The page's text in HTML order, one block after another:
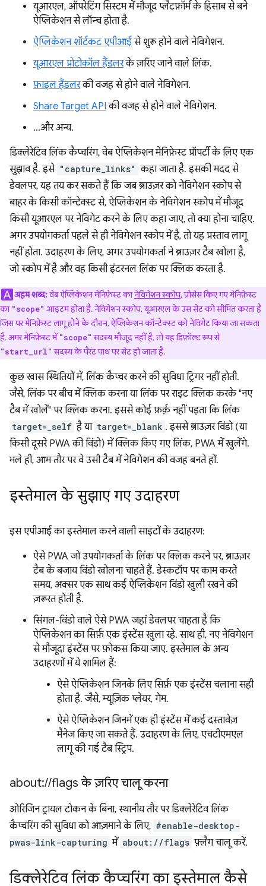
यूआरएल, ऑपरेटिंग सिस्टम में मौजूद प्लैटफ़ॉर्म के हिसाब से बने
ऐप्लिकेशन से लॉन्च होता है.
ऐप्लिकेशन शॉर्टकट एपीआईसे शुरू होने वाले नेविगेशन.
यूआरएल प्रोटोकॉल हैंडलरके ज़रिए जाने वाले लिंक.
फ़ाइल हैंडलरकी वजह से होने वाले नेविगेशन.
Share Target API की वजह से होने वाले नेविगेशन.
…और अन्य.
डिक्लेरेटिव लिंक कैप्चरिंग, वेब ऐप्लिकेशन मेनिफ़ेस्ट प्रॉपर्टी के लिए एक
सुझाव है. इसे "capture_links" कहा जाता है. इसकी मदद से
डेवलपर, यह तय कर सकते हैं कि जब ब्राउज़र को नेविगेशन स्कोप से
बाहर के किसी कॉन्टेक्स्ट से, ऐप्लिकेशन के नेविगेशन स्कोप में मौजूद
किसी यूआरएल पर नेविगेट करने के लिए कहा जाए, तो क्या होना चाहिए.
अगर उपयोगकर्ता पहले से ही नेविगेशन स्कोप में है, तो यह प्रस्ताव लागू
नहीं होता. उदाहरण के लिए, अगर उपयोगकर्ता ने ब्राउज़र टैब खोला है,
जो स्कोप में है और वह किसी इंटरनल लिंक पर क्लिक करता है.
अहम शब्द:वेब ऐप्लिकेशन मेनिफ़ेस्ट कानेविगेशन स्कोप, प्रोसेस किए गए मेनिफ़ेस्ट
का "scope" आइटम होता है. नेविगेशन स्कोप, यूआरएल के उस सेट को सीमित करता है
जिस पर मेनिफ़ेस्ट लागू होने के दौरान, ऐप्लिकेशन कॉन्टेक्स्ट को नेविगेट किया जा सकता
है. अगर मेनिफ़ेस्ट में "scope" सदस्य मौजूद नहीं है, तो यह डिफ़ॉल्ट रूप से
"start_url" सदस्य के पैरंट पाथ पर सेट हो जाता है.
कुछ खास स्थितियों में, लिंक कैप्चर करने की सुविधा ट्रिगर नहीं होती.
जैसे, लिंक पर बीच में क्लिक करना या लिंक पर राइट क्लिक करके "नए
टैब में खोलें" पर क्लिक करना. इससे कोई फ़र्क़ नहीं पड़ता कि लिंक
target=_self है या target=_blank . इससे ब्राउज़र विंडो (या
किसी दूसरे PWA की विंडो) में क्लिक किए गए लिंक, PWA में खुलेंगे.
भले ही, आम तौर पर वे उसी टैब में नेविगेशन की वजह बनते हों.
इस्तेमाल के सुझाए गए उदाहरण
इस एपीआई का इस्तेमाल करने वाली साइटों के उदाहरण:
ऐसे PWA जो उपयोगकर्ता के लिंक पर क्लिक करने पर, ब्राउज़र
टैब के बजाय विंडो खोलना चाहते हैं. डेस्कटॉप पर काम करते
समय, अक्सर एक साथ कई ऐप्लिकेशन विंडो खुली रखने की
ज़रूरत होती है.
सिंगल-विंडो वाले ऐसे PWA जहां डेवलपर चाहता है कि
ऐप्लिकेशन का सिर्फ़ एक इंस्टेंस खुला रहे. साथ ही, नए नेविगेशन
से मौजूदा इंस्टेंस पर फ़ोकस किया जाए. इस्तेमाल के अन्य
उदाहरणों में ये शामिल हैं:
ऐसे ऐप्लिकेशन जिनके लिए सिर्फ़ एक इंस्टेंस चलाना सही
होता है. जैसे, म्यूज़िक प्लेयर, गेम.
ऐसे ऐप्लिकेशन जिनमें एक ही इंस्टेंस में कई दस्तावेज़
मैनेज किए जा सकते हैं. उदाहरण के लिए, एचटीएमएल
लागू की गई टैब स्ट्रिप.
about://flags के ज़रिए चालू करना
ओरिजिन ट्रायल टोकन के बिना, स्थानीय तौर पर डिक्लेरेटिव लिंक
कैप्चरिंग की सुविधा को आज़माने के लिए, #enable-desktop-
pwas-link-capturing में about://flags फ़्लैग चालू करें.
डिक्लेरेटिव लिंक कैप्चरिंग का इस्तेमाल कैसे